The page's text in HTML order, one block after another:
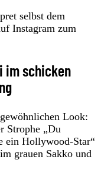
selbst dem
Instagram zum
im schicken
Look:
Strophe „Du
ein Hollywood-Star“
grauen Sakko und